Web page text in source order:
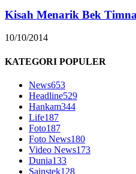
Kisah Menarik Bek
10/10/2014
KATEGORI POPULER
News653
Headline529
Hankam344
Life187
Foto187
Foto News180
Video News173
Dunia133
Sainstek128